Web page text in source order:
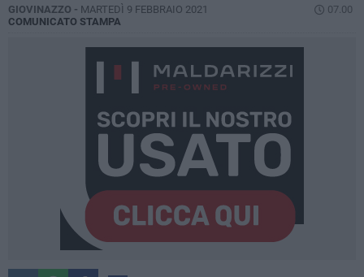
GIOVINAZZO - MARTEDÌ 9 FEBBRAIO 2021
07.00
COMUNICATO STAMPA